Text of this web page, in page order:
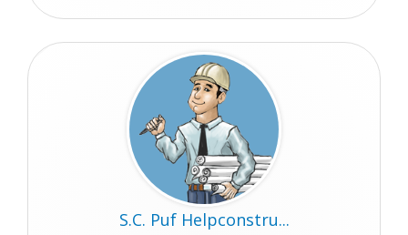
S.C. Puf Helpconstru...